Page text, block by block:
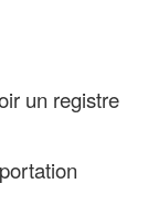
un registre